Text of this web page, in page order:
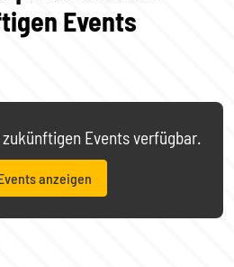
Events
Events verfügbar.
anzeigen